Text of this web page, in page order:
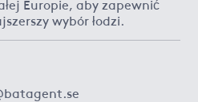
Europie, aby zapewnić
wybór łodzi.